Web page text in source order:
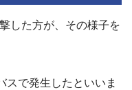
した方が、その様子を
スで発生したといいま